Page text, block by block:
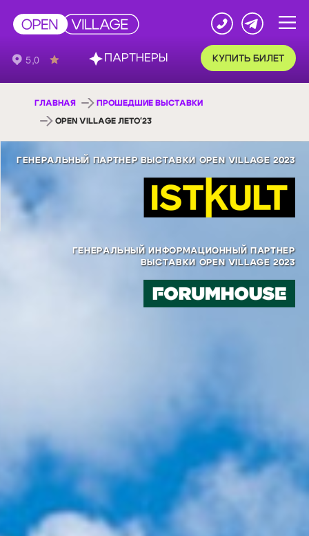
КУПИТЬ БИЛЕТ
ГЛАВНАЯ ПРОШЕДШИЕ ВЫСТАВКИ
OPEN VILLAGE ЛЕТО'23
ГЕНЕРАЛЬНЫЙ ПАРТНЕР ВЫСТАВКИ OPEN VILLAGE 2023
ГЕНЕРАЛЬНЫЙ ИНФОРМАЦИОННЫЙ ПАРТНЕР
ВЫСТАВКИ OPEN VILLAGE 2023